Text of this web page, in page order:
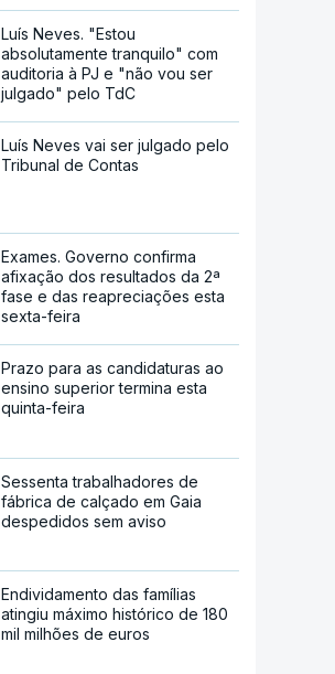
Luís Neves. "Estou
absolutamente tranquilo" com
auditoria à PJ e "não vou ser
julgado" pelo TdC
Luís Neves vai ser julgado pelo
Tribunal de Contas
Exames. Governo confirma
afixação dos resultados da 2ª
fase e das reapreciações esta
sexta-feira
Prazo para as candidaturas ao
ensino superior termina esta
quinta-feira
Sessenta trabalhadores de
fábrica de calçado em Gaia
despedidos sem aviso
Endividamento das famílias
atingiu máximo histórico de 180
mil milhões de euros